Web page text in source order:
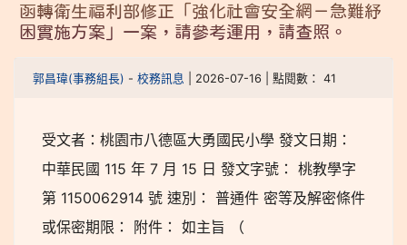
函轉衛生福利部修正「強化社會安全網－急難紓
困實施方案」一案，請參考運用，請查照。
郭昌瑋(事務組長) - 校務訊息 | 2026-07-16 | 點閱數： 41
受文者：桃園市八德區大勇國民小學 發文日期：
中華民國 115 年 7 月 15 日 發文字號： 桃教學字
第 1150062914 號 速別： 普通件 密等及解密條件
或保密期限： 附件： 如主旨 （